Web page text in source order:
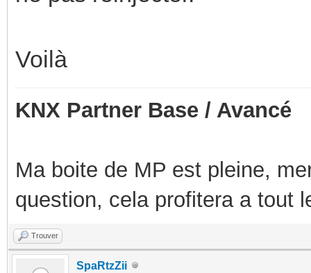
Voilà
KNX Partner Base / Avancé
Ma boite de MP est pleine,
question, cela profitera a tout
Trouver
SpaRtzZii